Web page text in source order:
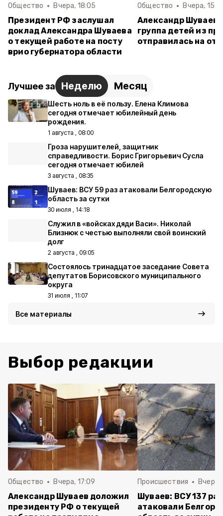
Общество Вчера, 18:05
Президент РФ заслушал
доклад Александра Шуваева
о текущей работе на посту
врио губернатора области
Общество Вчера,
Александр Шуваев:
группа детей из
отправилась на
Лучшее за Неделю Месяц
Шесть ноль в её пользу. Елена Климова
сегодня отмечает юбилейный день
рождения.
1 августа , 08:00
Гроза нарушителей, защитник
справедливости. Борис Григорьевич Сусла
сегодня отмечает юбилей
3 августа , 08:35
Шуваев: ВСУ 59 раз атаковали Белгородскую
область за сутки
30 июля , 14:18
Служил в «войсках дяди Васи». Николай
Близнюк с честью выполняли свой воинский
долг
2 августа , 09:05
Состоялось тринадцатое заседание Совета
депутатов Борисовского муниципального
округа
31 июля , 11:07
Все материалы
Выбор редакции
Общество Вчера, 17:09
Александр Шуваев доложил
президенту РФ о текущей
Происшествия Вчера,
Шуваев: ВСУ 137 раз
атаковали